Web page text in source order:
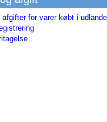
afgifter for varer købt i